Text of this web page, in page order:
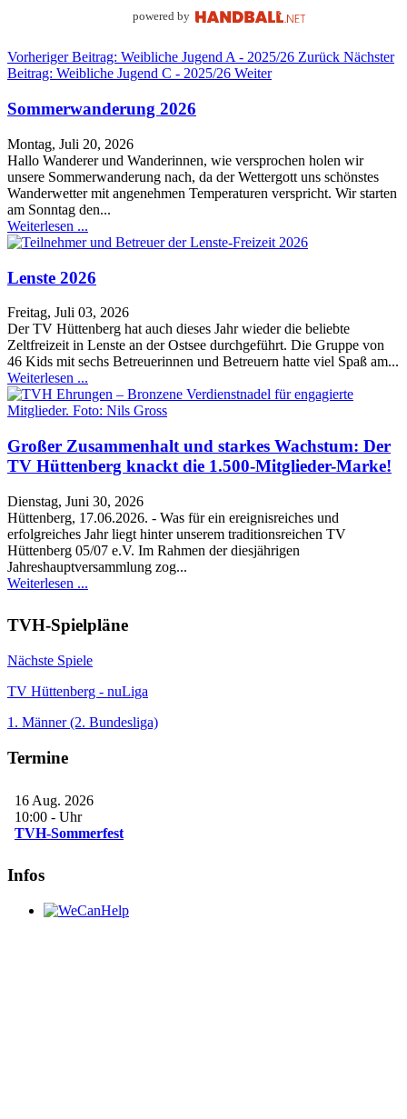
powered by
Vorheriger Beitrag: Weibliche Jugend A - 2025/26 Zurück Nächster
Beitrag: Weibliche Jugend C - 2025/26 Weiter
Sommerwanderung 2026
Montag, Juli 20, 2026
Hallo Wanderer und Wanderinnen, wie versprochen holen wir
unsere Sommerwanderung nach, da der Wettergott uns schönstes
Wanderwetter mit angenehmen Temperaturen verspricht. Wir starten
am Sonntag den...
Weiterlesen ...
Lenste 2026
Freitag, Juli 03, 2026
Der TV Hüttenberg hat auch dieses Jahr wieder die beliebte
Zeltfreizeit in Lenste an der Ostsee durchgeführt. Die Gruppe von
46 Kids mit sechs Betreuerinnen und Betreuern hatte viel Spaß am...
Weiterlesen ...
Großer Zusammenhalt und starkes Wachstum: Der
TV Hüttenberg knackt die 1.500-Mitglieder-Marke!
Dienstag, Juni 30, 2026
Hüttenberg, 17.06.2026. - Was für ein ereignisreiches und
erfolgreiches Jahr liegt hinter unserem traditionsreichen TV
Hüttenberg 05/07 e.V. Im Rahmen der diesjährigen
Jahreshauptversammlung zog...
Weiterlesen ...
TVH-Spielpläne
Nächste Spiele
TV Hüttenberg - nuLiga
1. Männer (2. Bundesliga)
Termine
16 Aug. 2026
10:00 - Uhr
TVH-Sommerfest
Infos